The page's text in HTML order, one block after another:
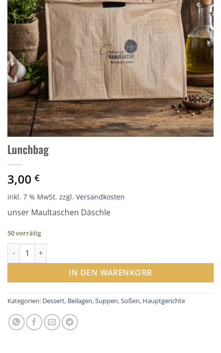
Lunchbag
3,00 €
inkl. 7 % MwSt. zzgl. Versandkosten
unser Maultaschen Däschle
50 vorrätig
Lunchbag Menge
IN DEN WARENKORB
Kategorien: Dessert, Beilagen,Suppen,Soßen, Hauptgerichte